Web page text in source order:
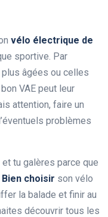
vélo électrique de
sportive. Par
âgées ou celles
VAE peut leur
attention, faire un
problèmes
tu galères parce que
Bien choisir son vélo
la balade et finir au
découvrir tous les